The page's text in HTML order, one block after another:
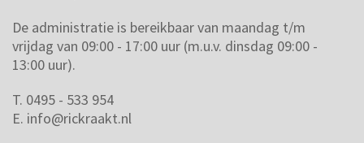
De administratie is bereikbaar van maandag t/m
vrijdag van 09:00 - 17:00 uur (m.u.v. dinsdag 09:00 -
13:00 uur).
T. 0495 - 533 954
E. info@rickraakt.nl